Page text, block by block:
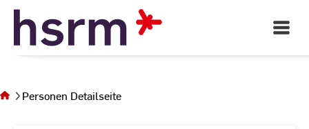
Skip
Content
Open
Main
sich auf
der SeitePersonen Detailseite